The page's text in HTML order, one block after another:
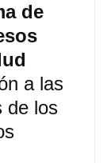
de
a las
de los